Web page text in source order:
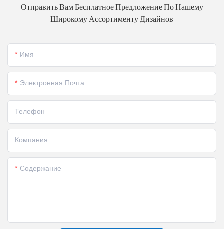
Отправить Вам Бесплатное Предложение По Нашему
Широкому Ассортименту Дизайнов
Имя
Электронная Почта
Телефон
Компания
Содержание